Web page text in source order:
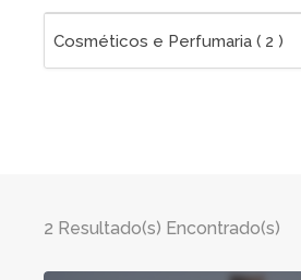
Cosméticos e Perfumaria ( 2 )
2 Resultado(s) Encontrado(s)